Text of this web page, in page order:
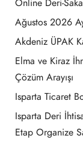
Online Deri-
Ağustos 2026
Akdeniz ÜPAK
Elma ve Kiraz
Çözüm Arayışı
Isparta Ticaret
Isparta Deri
Etap Organize